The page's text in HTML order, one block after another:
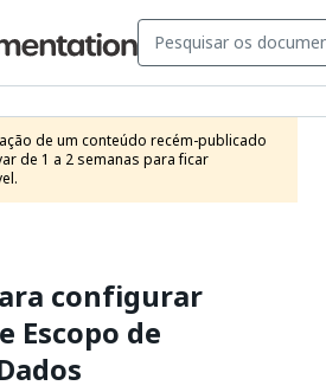
de um conteúdo recém-publicado
de 1 a 2 semanas para ficar
configurar
Escopo de